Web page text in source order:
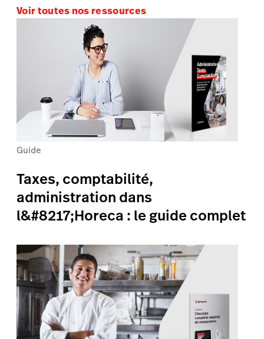
Voir toutes nos ressources
Guide
Taxes, comptabilité,
administration dans
l&#8217;Horeca : le guide complet